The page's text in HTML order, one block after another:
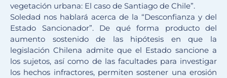
vegetación urbana: El caso de Santiago de Chile”.
Soledad nos hablará acerca de la “Desconfianza y del
Estado Sancionador”. De qué forma producto del
aumento sostenido de las hipótesis en que la
legislación Chilena admite que el Estado sancione a
los sujetos, así como de las facultades para investigar
los hechos infractores, permiten sostener una erosión